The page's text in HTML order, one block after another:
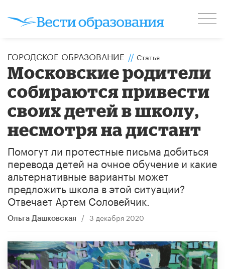
ГОРОДСКОЕ ОБРАЗОВАНИЕ // Статья
Московские родители
собираются привести
своих детей в школу,
несмотря на дистант
Помогут ли протестные письма добиться
перевода детей на очное обучение и какие
альтернативные варианты может
предложить школа в этой ситуации?
Отвечает Артем Соловейчик.
Ольга Дашковская / 3 декабря 2020